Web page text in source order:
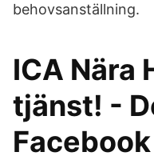
behovsanställning.
ICA Nära
tjänst! -
Facebook